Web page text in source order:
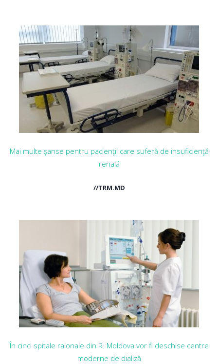
ALL FIELDS ARE REQUIRED.
Close Appointment form
Mai multe şanse pentru pacienţii care suferă de insuficienţă
renală
//TRM.MD
În cinci spitale raionale din R. Moldova vor fi deschise centre
moderne de dializă